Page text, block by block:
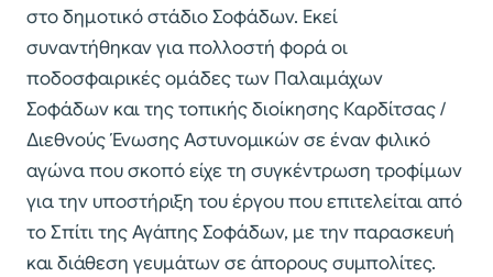
στο δημοτικό στάδιο Σοφάδων. Εκεί
συναντήθηκαν για πολλοστή φορά οι
ποδοσφαιρικές ομάδες των Παλαιμάχων
Σοφάδων και της τοπικής διοίκησης Καρδίτσας /
Διεθνούς Ένωσης Αστυνομικών σε έναν φιλικό
αγώνα που σκοπό είχε τη συγκέντρωση τροφίμων
για την υποστήριξη του έργου που επιτελείται από
το Σπίτι της Αγάπης Σοφάδων, με την παρασκευή
και διάθεση γευμάτων σε άπορους συμπολίτες.